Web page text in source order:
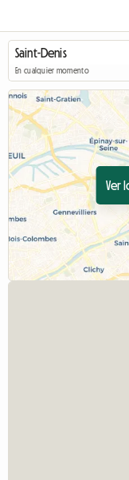
En cualquier momento
Ver